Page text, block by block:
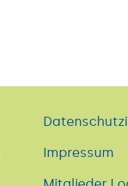
Impressum